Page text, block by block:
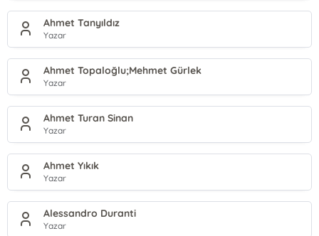
Ahmet Tanyıldız
Yazar
Ahmet Topaloğlu;Mehmet Gürlek
Yazar
Ahmet Turan Sinan
Yazar
Ahmet Yıkık
Yazar
Alessandro Duranti
Yazar